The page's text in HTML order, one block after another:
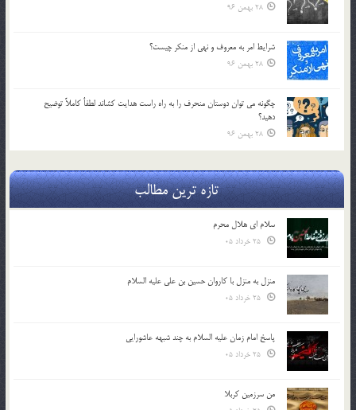
28 بهمن 96
شرايط امر به معروف و نهي از منكر چيست؟
28 بهمن 96
چگونه مي توان دوستان منحرف را به راه راست هدايت كشاند لطفاٌ كاملاً توضيح
دهيد؟
28 بهمن 96
تازه ترین مطالب
سلام ای هلال محرم
منزل به منزل با کاروان حسین بن علی علیه السلام
پاسخ امام زمان علیه السلام به چند شبهه عاشورایی
من سرزمین کربلا